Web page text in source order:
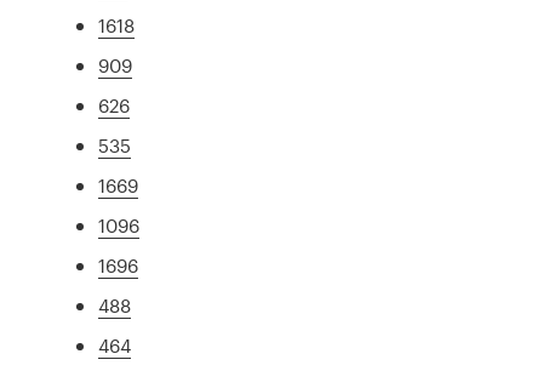
1618
909
626
535
1669
1096
1696
488
464